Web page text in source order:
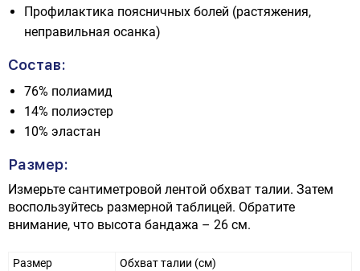
Профилактика поясничных болей (растяжения,
неправильная осанка)
Состав:
76% полиамид
14% полиэстер
10% эластан
Размер:
Измерьте сантиметровой лентой обхват талии. Затем
воспользуйтесь размерной таблицей. Обратите
внимание, что высота бандажа – 26 см.
Размер
Обхват талии (см)